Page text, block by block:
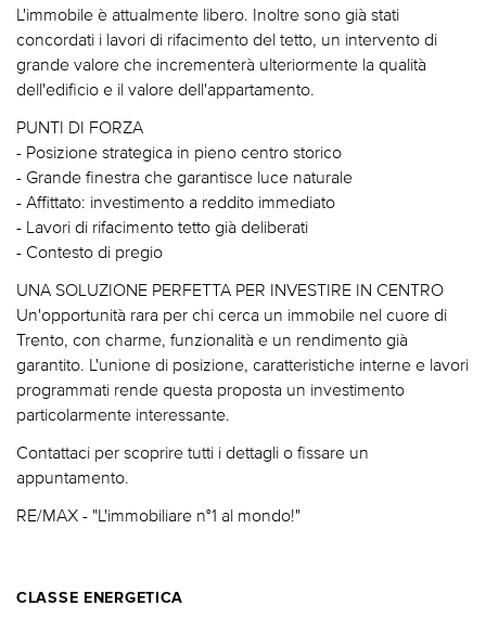
L'immobile è attualmente libero. Inoltre sono già stati
concordati i lavori di rifacimento del tetto, un intervento di
grande valore che incrementerà ulteriormente la qualità
dell'edificio e il valore dell'appartamento.
PUNTI DI FORZA
- Posizione strategica in pieno centro storico
- Grande finestra che garantisce luce naturale
- Affittato: investimento a reddito immediato
- Lavori di rifacimento tetto già deliberati
- Contesto di pregio
UNA SOLUZIONE PERFETTA PER INVESTIRE IN CENTRO
Un'opportunità rara per chi cerca un immobile nel cuore di
Trento, con charme, funzionalità e un rendimento già
garantito. L'unione di posizione, caratteristiche interne e lavori
programmati rende questa proposta un investimento
particolarmente interessante.
Contattaci per scoprire tutti i dettagli o fissare un
appuntamento.
RE/MAX - "L'immobiliare n°1 al mondo!"
CLASSE ENERGETICA